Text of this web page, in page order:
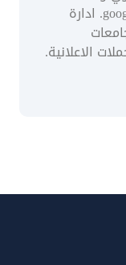
المفتاحية انشاء الملف التعريفي google. ادارة
الاعلانية.